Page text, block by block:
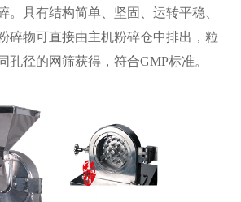
。具有结构简单、坚固、运转平稳、
碎物可直接由主机粉碎仓中排出，粒
孔径的网筛获得，符合GMP标准。